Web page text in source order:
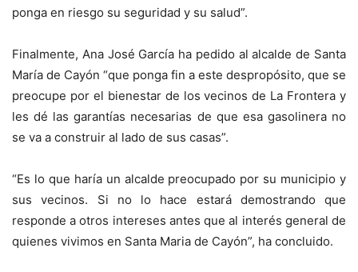
ponga en riesgo su seguridad y su salud”.
Finalmente, Ana José García ha pedido al alcalde de Santa
María de Cayón “que ponga fin a este despropósito, que se
preocupe por el bienestar de los vecinos de La Frontera y
les dé las garantías necesarias de que esa gasolinera no
se va a construir al lado de sus casas”.
“Es lo que haría un alcalde preocupado por su municipio y
sus vecinos. Si no lo hace estará demostrando que
responde a otros intereses antes que al interés general de
quienes vivimos en Santa Maria de Cayón”, ha concluido.